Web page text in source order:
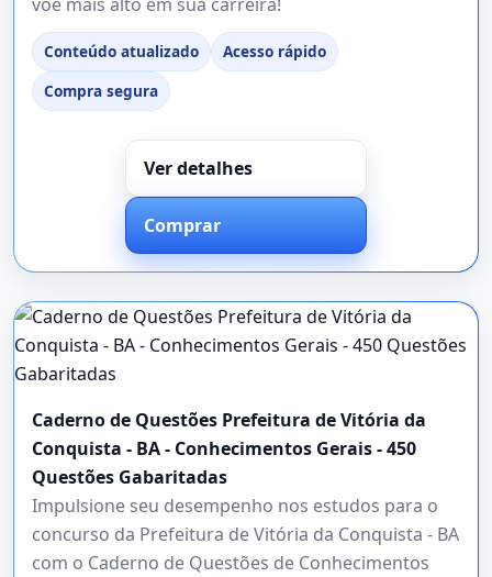
Conteúdo atualizado
Acesso rápido
Compra segura
Ver detalhes
Comprar
Caderno de Questões Prefeitura de Vitória da
Conquista - BA - Conhecimentos Gerais - 450
Questões Gabaritadas
Impulsione seu desempenho nos estudos para o
concurso da Prefeitura de Vitória da Conquista - BA
com o Caderno de Questões de Conhecimentos